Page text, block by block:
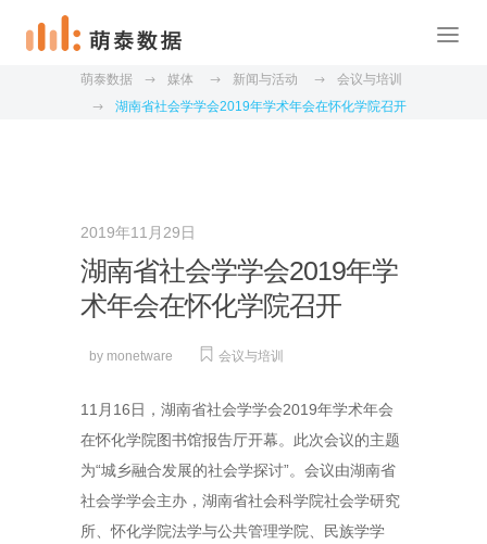
萌泰数据 媒体 新闻与活动
会议与培训
湖南省社会学学会2019年学术年会在怀化学院召开
2019年11月29日
湖南省社会学学会2019年学
术年会在怀化学院召开
by monetware 会议与培训
11月16日，湖南省社会学学会2019年学术年会
在怀化学院图书馆报告厅开幕。此次会议的主题
为“城乡融合发展的社会学探讨”。会议由湖南省
社会学学会主办，湖南省社会科学院社会学研究
所、怀化学院法学与公共管理学院、民族学学